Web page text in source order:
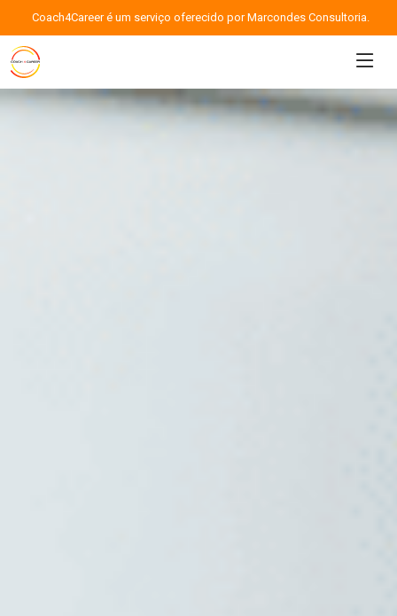
Coach4Career é um serviço oferecido por Marcondes Consultoria.